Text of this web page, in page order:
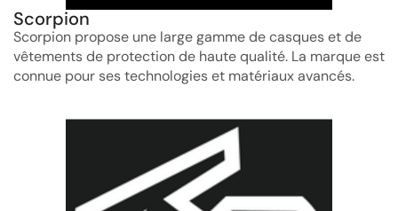
Scorpion
Scorpion propose une large gamme de casques et de
vêtements de protection de haute qualité. La marque est
connue pour ses technologies et matériaux avancés.